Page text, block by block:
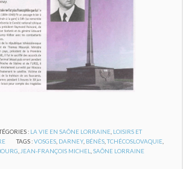
: LA VIE EN SAÔNE LORRAINE, LOISIRS ET
TAGS :VOSGES DARNEY, BÉNÈS ,TCHÉCOSLOVAQUIE
JEAN-FRANÇOIS MICHEL ,SAÔNE LORRAINE